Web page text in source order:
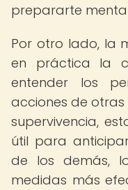
prepararte
Por otro lado, la
en práctica la
entender los
acciones de otras
supervivencia,
útil para
de los demás,
medidas más